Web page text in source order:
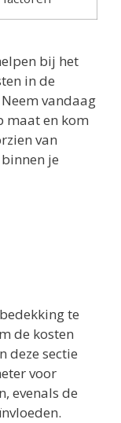
bij het
in de
vandaag
maat en kom
van
je
te
de kosten
deze sectie
voor
evenals de